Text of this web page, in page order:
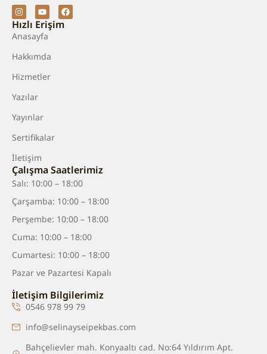
Hızlı Erişim
Anasayfa
Hakkımda
Hizmetler
Yazılar
Yayınlar
Sertifikalar
İletişim
Çalışma Saatlerimiz
Salı: 10:00 – 18:00
Çarşamba: 10:00 – 18:00
Perşembe: 10:00 – 18:00
Cuma: 10:00 – 18:00
Cumartesi: 10:00 – 18:00
Pazar ve Pazartesi Kapalı
İletişim Bilgilerimiz
0546 978 99 79
info@selinayseipekbas.com
Bahçelievler mah. Konyaaltı cad. No:64 Yıldırım Apt.